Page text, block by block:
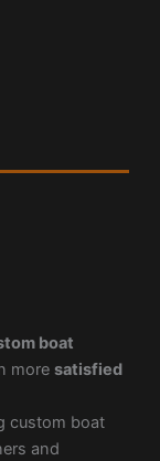
boat
more satisfied
custom boat
and